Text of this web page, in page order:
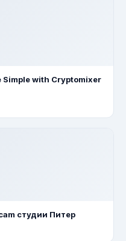
Simple with Cryptomixer
студии Питер